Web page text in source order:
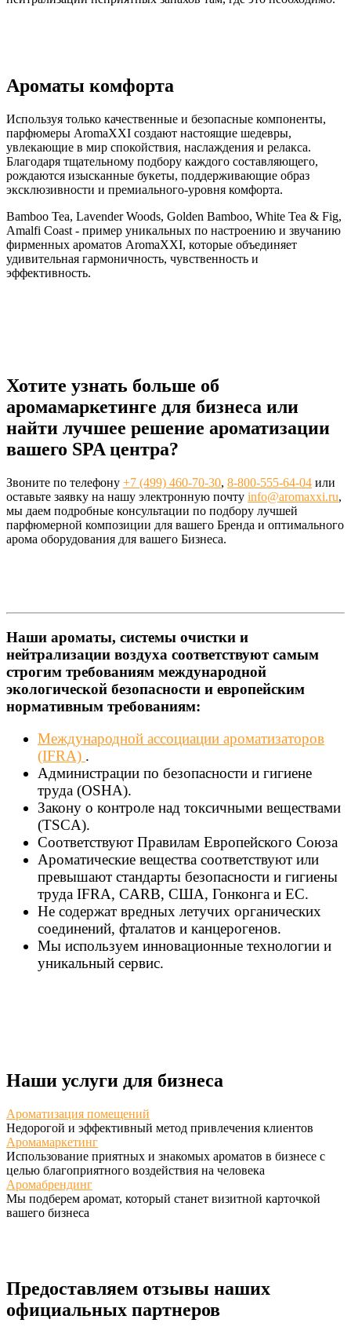
Ароматы комфорта
Используя только качественные и безопасные компоненты,
парфюмеры AromaXXI создают настоящие шедевры,
увлекающие в мир спокойствия, наслаждения и релакса.
Благодаря тщательному подбору каждого составляющего,
рождаются изысканные букеты, поддерживающие образ
эксклюзивности и премиального-уровня комфорта.
Bamboo Tea, Lavender Woods, Golden Bamboo, White Tea & Fig,
Amalfi Coast - пример уникальных по настроению и звучанию
фирменных ароматов AromaXXI, которые объединяет
удивительная гармоничность, чувственность и
эффективность.
Хотите узнать больше об
аромамаркетинге для бизнеса или
найти лучшее решение ароматизации
вашего SPA центра?
Звоните по телефону +7 (499) 460-70-30, 8-800-555-64-04 или
оставьте заявку на нашу электронную почту info@aromaxxi.ru,
мы даем подробные консультации по подбору лучшей
парфюмерной композиции для вашего Бренда и оптимального
арома оборудования для вашего Бизнеса.
Наши ароматы, системы очистки и
нейтрализации воздуха соответствуют самым
строгим требованиям международной
экологической безопасности и европейским
нормативным требованиям:
Международной ассоциации ароматизаторов
(IFRA) .
Администрации по безопасности и гигиене
труда (OSHA).
Закону о контроле над токсичными веществами
(TSCA).
Соответствуют Правилам Европейского Союза
Ароматические вещества соответствуют или
превышают стандарты безопасности и гигиены
труда IFRA, CARB, США, Гонконга и ЕС.
Не содержат вредных летучих органических
соединений, фталатов и канцерогенов.
Мы используем инновационные технологии и
уникальный сервис.
Наши услуги для бизнеса
Ароматизация помещений
Недорогой и эффективный метод привлечения клиентов
Аромамаркетинг
Использование приятных и знакомых ароматов в бизнесе с
целью благоприятного воздействия на человека
Аромабрендинг
Мы подберем аромат, который станет визитной карточкой
вашего бизнеса
Предоставляем отзывы наших
официальных партнеров